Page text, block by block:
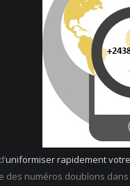
uniformiser rapidement
des numéros doublons